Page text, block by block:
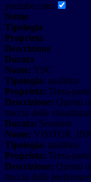
youtube.com
Nome
Tipologia
Proprieta
Descrizione
Durata
Nome: YSC
Tipologia: analitico
Proprieta: Terza-parte
Descrizione: Questo
traccia delle
Durata: Sessione
Nome:
Tipologia: analitico
Proprieta: Terza-parte
Descrizione: Questo
traccia delle